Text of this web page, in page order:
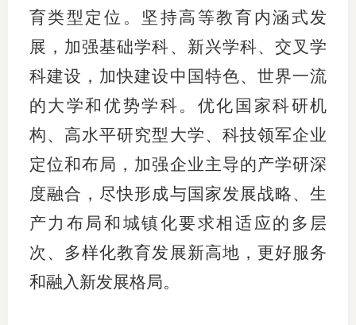
育类型定位。坚持高等教育内涵式发
展，加强基础学科、新兴学科、交叉学
科建设，加快建设中国特色、世界一流
的大学和优势学科。优化国家科研机
构、高水平研究型大学、科技领军企业
定位和布局，加强企业主导的产学研深
度融合，尽快形成与国家发展战略、生
产力布局和城镇化要求相适应的多层
次、多样化教育发展新高地，更好服务
和融入新发展格局。